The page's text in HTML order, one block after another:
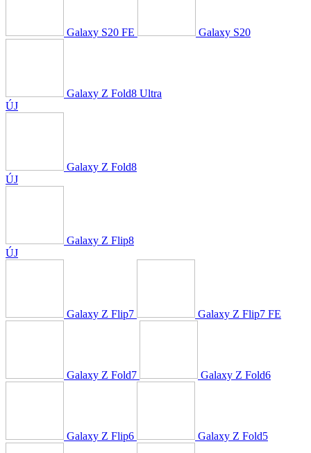
Galaxy S20 FE Galaxy S20
Galaxy Z Fold8 Ultra
ÚJ
Galaxy Z Fold8
ÚJ
Galaxy Z Flip8
ÚJ
Galaxy Z Flip7 Galaxy Z Flip7 FE
Galaxy Z Fold7 Galaxy Z Fold6
Galaxy Z Flip6 Galaxy Z Fold5